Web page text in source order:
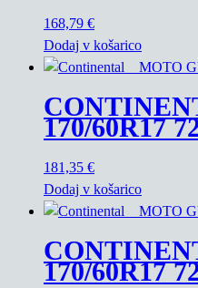
168,79 €
Dodaj v košarico
170/60R17
181,35 €
Dodaj v košarico
170/60R17